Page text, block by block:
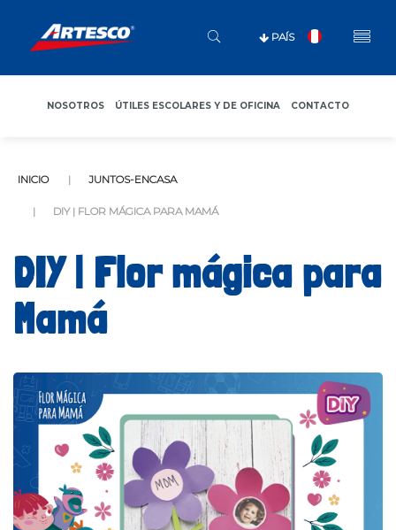
PAÍS
NOSOTROS ÚTILES ESCOLARES Y DE OFICINA CONTACTO
INICIO JUNTOS-ENCASA
DIY | FLOR MÁGICA PARA MAMÁ
DIY | Flor mágica para
Mamá